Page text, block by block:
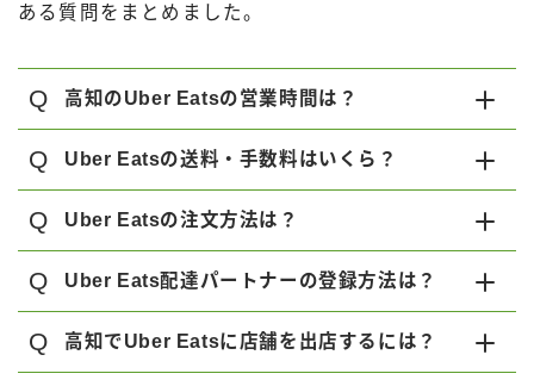
ある質問をまとめました。
Q 高知のUber Eatsの営業時間は？
Q Uber Eatsの送料・手数料はいくら？
Q Uber Eatsの注文方法は？
Q Uber Eats配達パートナーの登録方法は？
Q 高知でUber Eatsに店舗を出店するには？